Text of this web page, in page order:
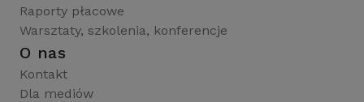
Raporty płacowe
Warsztaty, szkolenia, konferencje
O nas
Kontakt
Dla mediów